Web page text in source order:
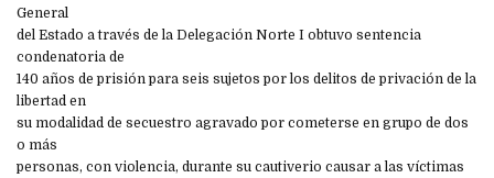
General
del Estado a través de la Delegación Norte I obtuvo sentencia
condenatoria de
140 años de prisión para seis sujetos por los delitos de privación de la
libertad en
su modalidad de secuestro agravado por cometerse en grupo de dos
o más
personas, con violencia, durante su cautiverio causar a las víctimas